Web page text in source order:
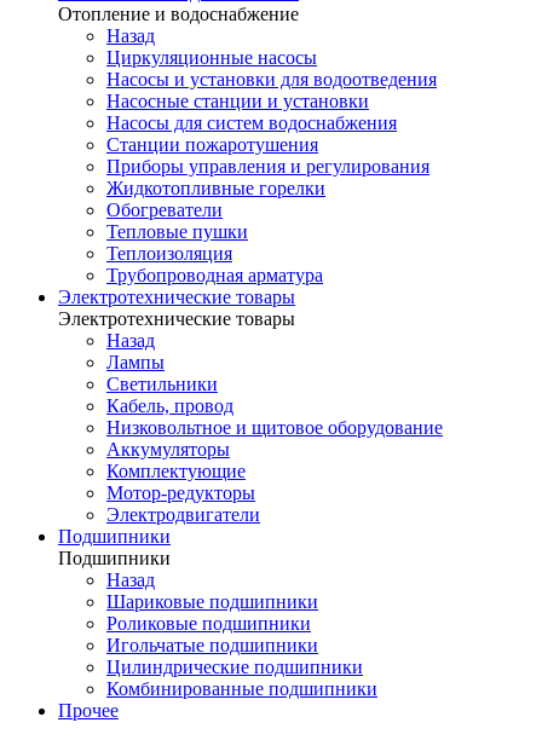
Отопление и водоснабжение
Назад
Циркуляционные насосы
Насосы и установки для водоотведения
Насосные станции и установки
Насосы для систем водоснабжения
Станции пожаротушения
Приборы управления и регулирования
Жидкотопливные горелки
Обогреватели
Тепловые пушки
Теплоизоляция
Трубопроводная арматура
Электротехнические товары
Электротехнические товары
Назад
Лампы
Светильники
Кабель, провод
Низковольтное и щитовое оборудование
Аккумуляторы
Комплектующие
Мотор-редукторы
Электродвигатели
Подшипники
Подшипники
Назад
Шариковые подшипники
Роликовые подшипники
Игольчатые подшипники
Цилиндрические подшипники
Комбинированные подшипники
Прочее